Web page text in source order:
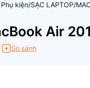
kiện SẠC LAPTOP
Air
So sánh